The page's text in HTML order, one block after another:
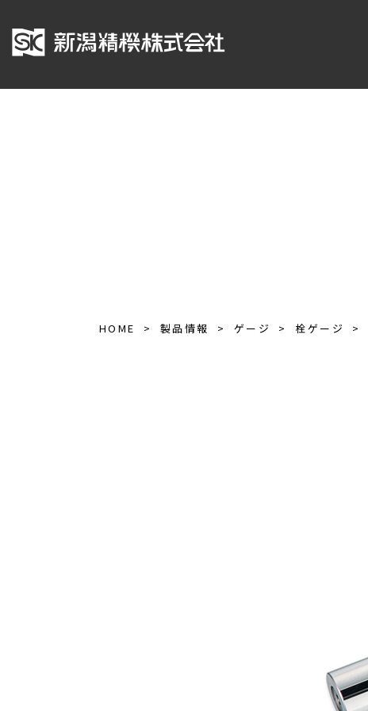
HOME 製品情報 ゲージ 栓ゲージ